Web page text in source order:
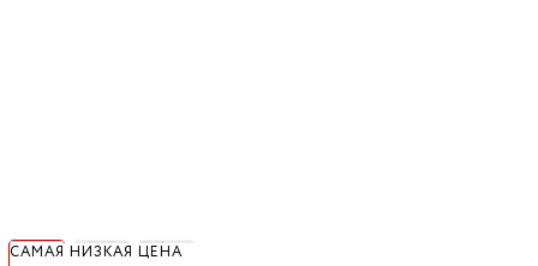
САМАЯ НИЗКАЯ ЦЕНА